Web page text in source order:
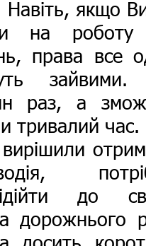
Навіть, якщо
на
права все
раз, а
тривалий час.
до
дорожнього